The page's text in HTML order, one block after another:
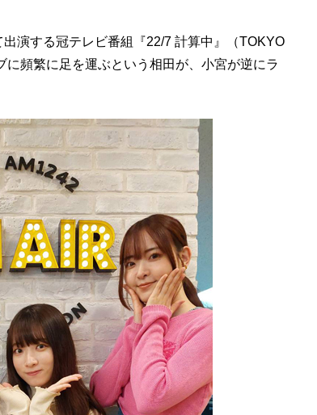
演する冠テレビ番組『22/7 計算中』（TOKYO
頻繁に足を運ぶという相田が、小宮が逆にラ